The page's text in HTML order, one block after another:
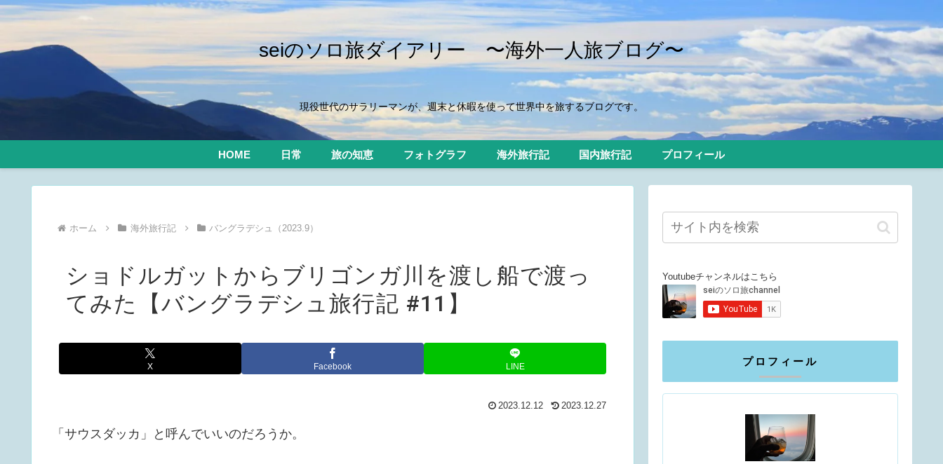
seiのソロ旅ダイアリー 〜海外一人旅ブログ〜
現役世代のサラリーマンが、週末と休暇を使って世界中を旅するブログです。
HOME 日常 旅の知恵 フォトグラフ 海外旅行記 国内旅行記 プロフィール
ホーム 海外旅行記 バングラデシュ（2023.9）
ショドルガットからブリゴンガ川を渡し船で渡っ
てみた【バングラデシュ旅行記 #11】
X Facebook LINE
2023.12.12 2023.12.27
「サウスダッカ」と呼んでいいのだろうか。
Youtubeチャンネルはこちら
プロフィール